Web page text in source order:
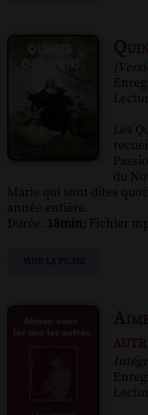
Les
du
Marie qui sont dites
année entière.
Durée: 18min; Fichier